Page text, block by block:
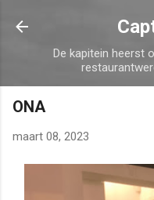
De kapitein heerst
ONA
maart 08, 2023